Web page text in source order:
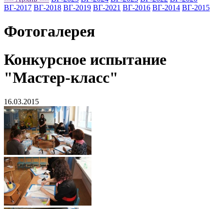
ВГ-2017 ВГ-2018 ВГ-2019 ВГ-2021 ВГ-2016 ВГ-2014 ВГ-2015
Фотогалерея
Конкурсное испытание
"Мастер-класс"
16.03.2015